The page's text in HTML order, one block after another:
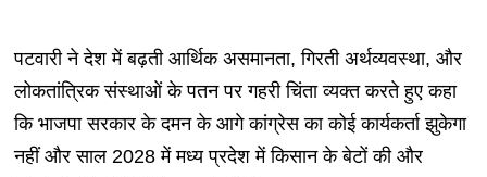
पटवारी ने देश में बढ़ती आर्थिक असमानता, गिरती अर्थव्यवस्था, और
लोकतांत्रिक संस्थाओं के पतन पर गहरी चिंता व्यक्त करते हुए कहा
कि भाजपा सरकार के दमन के आगे कांग्रेस का कोई कार्यकर्ता झुकेगा
नहीं और साल 2028 में मध्य प्रदेश में किसान के बेटों की और